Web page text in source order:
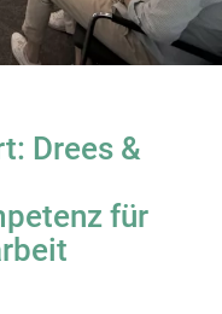
Drees &
für